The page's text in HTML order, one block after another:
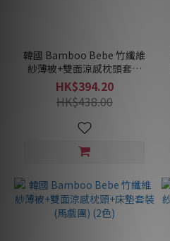
韓國 Bamboo Bebe 竹纖維
紗薄被+雙面涼感枕頭套裝
(馬戲團) (2色)
HK$394.20
HK$438.00